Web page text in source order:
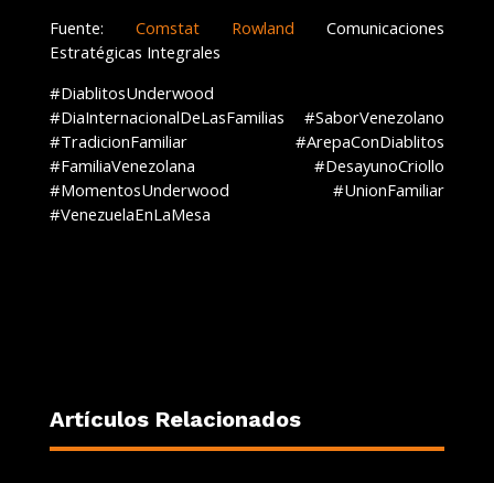
Fuente: Comstat Rowland Comunicaciones
Estratégicas Integrales
#DiablitosUnderwood
#DiaInternacionalDeLasFamilias #SaborVenezolano
#TradicionFamiliar #ArepaConDiablitos
#FamiliaVenezolana #DesayunoCriollo
#MomentosUnderwood #UnionFamiliar
#VenezuelaEnLaMesa
Artículos Relacionados